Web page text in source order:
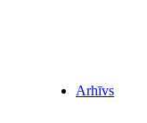
Arhīvs